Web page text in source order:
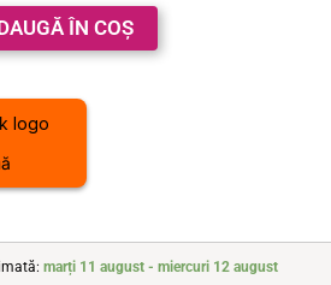
ÎN COȘ
marți 11 august - miercuri 12 august